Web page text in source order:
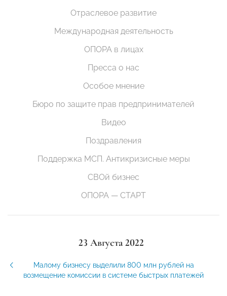
Отраслевое развитие
Международная деятельность
ОПОРА в лицах
Пресса о нас
Особое мнение
Бюро по защите прав предпринимателей
Видео
Поздравления
Поддержка МСП. Антикризисные меры
СВОй бизнес
ОПОРА — СТАРТ
23 Августа 2022
Малому бизнесу выделили 800 млн рублей на
возмещение комиссии в системе быстрых платежей